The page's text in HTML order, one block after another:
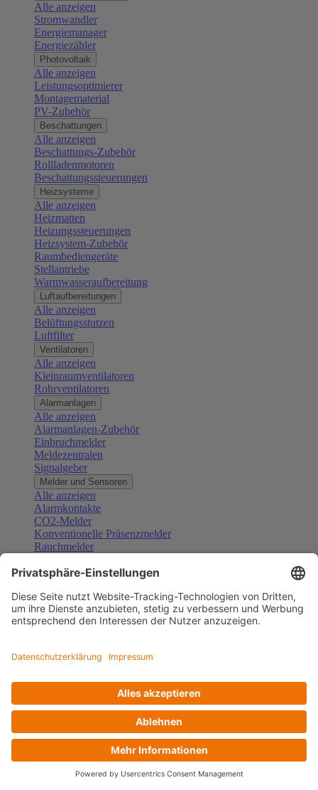
Alle anzeigen
Stromwandler
Energiemanager
Energiezähler
Photovoltaik
Alle anzeigen
Leistungsoptimierer
Montagematerial
PV-Zubehör
Beschattungen
Alle anzeigen
Beschattungs-Zubehör
Rollladenmotoren
Beschattungssteuerungen
Heizsysteme
Alle anzeigen
Heizmatten
Heizungssteuerungen
Heizsystem-Zubehör
Raumbediengeräte
Stellantriebe
Warmwasseraufbereitung
Luftaufbereitungen
Alle anzeigen
Belüftungsstutzen
Luftfilter
Ventilatoren
Alle anzeigen
Kleinraumventilatoren
Rohrventilatoren
Alarmanlagen
Alle anzeigen
Alarmanlagen-Zubehör
Einbruchmelder
Meldezentralen
Signalgeber
Melder und Sensoren
Alle anzeigen
Alarmkontakte
CO2-Melder
Konventionelle Präsenzmelder
Rauchmelder
Gefahrenmelder
Türsprechanlagen
Alle anzeigen
Außenstationen
Klingeltaster und Gongs
Sprechanlagen-Sets
Zubehör Türkommunikation
Videoüberwachung
Zubehör Videoüberwachung
Alle anzeigen